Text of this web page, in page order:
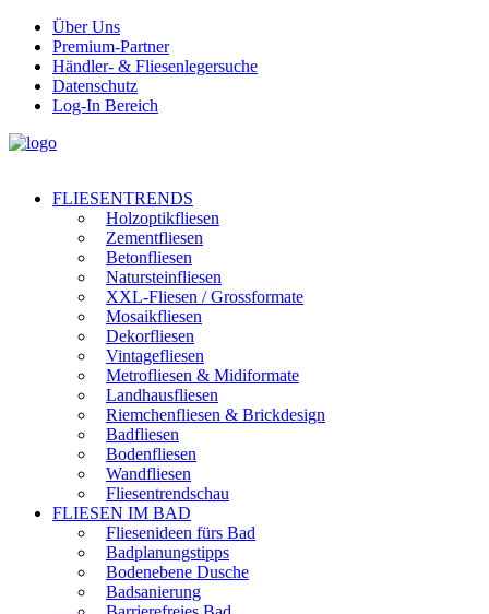
Über Uns
Premium-Partner
Händler- & Fliesenlegersuche
Datenschutz
Log-In Bereich
FLIESENTRENDS
Holzoptikfliesen
Zementfliesen
Betonfliesen
Natursteinfliesen
XXL-Fliesen / Grossformate
Mosaikfliesen
Dekorfliesen
Vintagefliesen
Metrofliesen & Midiformate
Landhausfliesen
Riemchenfliesen & Brickdesign
Badfliesen
Bodenfliesen
Wandfliesen
Fliesentrendschau
FLIESEN IM BAD
Fliesenideen fürs Bad
Badplanungstipps
Bodenebene Dusche
Badsanierung